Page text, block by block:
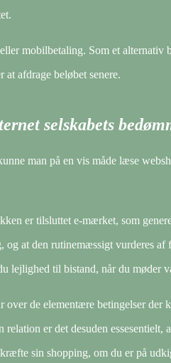
mobilbetaling. Som et alternativ
afdrage beløbet senere.
selskabets
man på en vis måde læse
er tilsluttet e-mærket, som
at den rutinemæssigt vurderes af
lejlighed til bistand, når du møder
over de elementære betingelser der
er det desuden essesentielt,
sin shopping, om du er på